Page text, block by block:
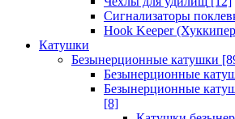
Сигнализаторы
Hook Keeper
Катушки
Безынерционные катушки
Безынерционные
Безынерционные
[8]